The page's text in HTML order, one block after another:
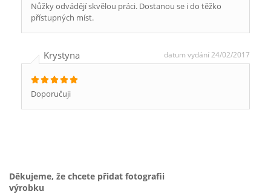
Nůžky odvádějí skvělou práci. Dostanou se i do těžko
přístupných míst.
Krystyna datum vydání 24/02/2017
Doporučuji
Děkujeme, že chcete přidat fotografii
výrobku